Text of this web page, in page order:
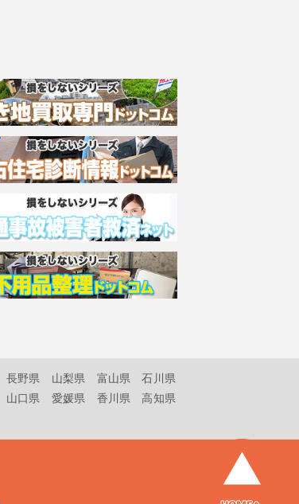
長野県 山梨県 富山県
石川県
山口県 愛媛県 香川県
高知県